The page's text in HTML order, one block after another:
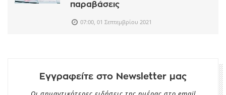
παραβάσεις
07:00, 01 Σεπτεμβρίου 2021
Εγγραφείτε στο Newsletter μας